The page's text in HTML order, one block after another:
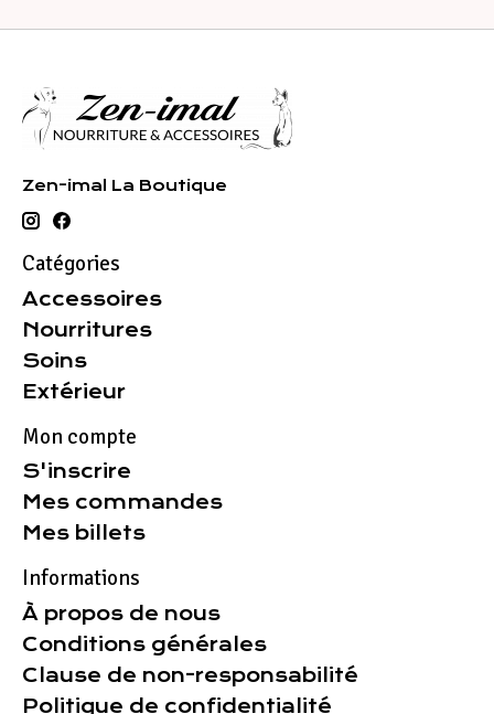
Zen-imal La Boutique
Catégories
Accessoires
Nourritures
Soins
Extérieur
Mon compte
S'inscrire
Mes commandes
Mes billets
Informations
À propos de nous
Conditions générales
Clause de non-responsabilité
Politique de confidentialité